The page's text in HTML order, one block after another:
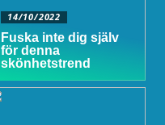
14/10/2022
Fuska inte dig själv
för denna
skönhetstrend